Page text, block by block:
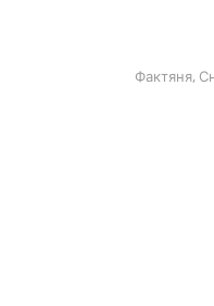
Фактяня,